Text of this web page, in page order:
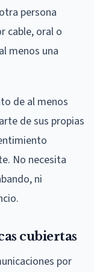
persona
cable, oral o
menos una
de al menos
de sus propias
No necesita
ni
cubiertas
por